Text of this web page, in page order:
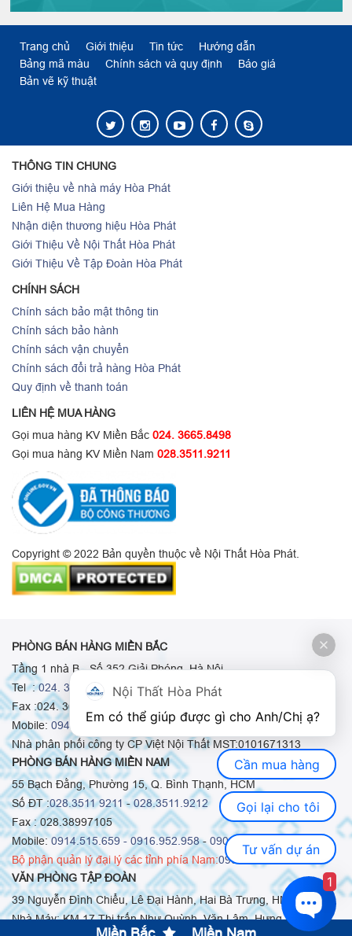
Trang chủ Giới thiệu Tin tức
Hướng dẫn
Bảng mã màu
Chính sách và quy định
Báo giá
Bản vẽ kỹ thuật
THÔNG TIN CHUNG
Giới thiệu về nhà máy Hòa Phát
Liên Hệ Mua Hàng
Nhận diện thương hiệu Hòa Phát
Giới Thiệu Về Nội Thất Hòa Phát
Giới Thiệu Về Tập Đoàn Hòa Phát
CHÍNH SÁCH
Chính sách bảo mật thông tin
Chính sách bảo hành
Chính sách vận chuyển
Chính sách đổi trả hàng Hòa Phát
Quy định về thanh toán
LIÊN HỆ MUA HÀNG
Gọi mua hàng KV Miền Bắc 024. 3665.8498
Gọi mua hàng KV Miền Nam 028.3511.9211
Copyright © 2022 Bản quyền thuộc về Nội Thất Hòa Phát.
PHÒNG BÁN HÀNG MIỀN BẮC
Tầng 1 nhà B - Số 352 Giải Phóng, Hà Nội
Tel :024. 3665 8498-024. 3665 8966-024. 3665 8993
Fax :024. 3664.9379
Mobile: 0948.511.555- 0973.375.668- 0942.155.688
Nhà phân phối công ty CP Việt Nội Thất MST:0101671313
PHÒNG BÁN HÀNG MIỀN NAM
55 Bạch Đằng, Phường 15, Q. Bình Thạnh, HCM
Số ĐT :028.3511 9211-028.3511.9212
Fax : 028.38997105
Mobile:0914.515.659 -0916.952.958- 0903.331.921
Bộ phận quản lý đại lý các tỉnh phía Nam:0903.331.921
VĂN PHÒNG TẬP ĐOÀN
39 Nguyễn Đình Chiểu, Lê Đại Hành, Hai Bà Trưng, HN
Nhà Máy: KM 17 Thị trấn Như Quỳnh, Văn Lâm, Hưng Yên
Nội Thất Hòa Phát
Cần mua hàng
Gọi lại cho tôi
Tư vấn dự án
1